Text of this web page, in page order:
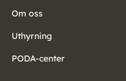
Om oss
Uthyrning
PODA-center